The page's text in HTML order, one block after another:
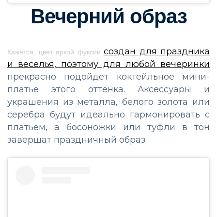
Вечерний образ
Кажется, цвет яркой фуксии создан для праздника
и веселья, поэтому для любой вечеринки
прекрасно подойдет коктейльное мини-
платье этого оттенка. Аксессуары и
украшения из металла, белого золота или
серебра будут идеально гармонировать с
платьем, а босоножки или туфли в тон
завершат праздничный образ.